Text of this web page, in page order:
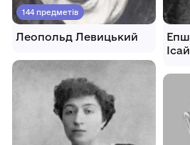
144 предметів
Леопольд Левицький